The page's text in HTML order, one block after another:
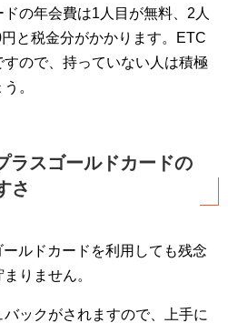
の年会費は1人目が無料、2人
と税金分がかかります。ETC
ので、持っていない人は積極
。
ラスゴールドカードの
さ
ルドカードを利用しても残念
りません。
ックがされますので、上手に